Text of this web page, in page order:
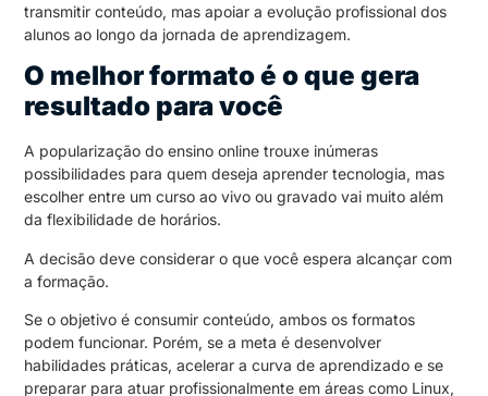
transmitir conteúdo, mas apoiar a evolução profissional dos
alunos ao longo da jornada de aprendizagem.
O melhor formato é o que gera
resultado para você
A popularização do ensino online trouxe inúmeras
possibilidades para quem deseja aprender tecnologia, mas
escolher entre um curso ao vivo ou gravado vai muito além
da flexibilidade de horários.
A decisão deve considerar o que você espera alcançar com
a formação.
Se o objetivo é consumir conteúdo, ambos os formatos
podem funcionar. Porém, se a meta é desenvolver
habilidades práticas, acelerar a curva de aprendizado e se
preparar para atuar profissionalmente em áreas como Linux,